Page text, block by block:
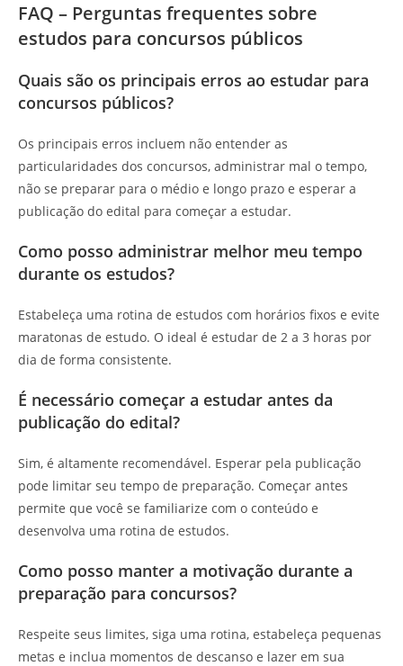
FAQ – Perguntas frequentes sobre
estudos para concursos públicos
Quais são os principais erros ao estudar para
concursos públicos?
Os principais erros incluem não entender as
particularidades dos concursos, administrar mal o tempo,
não se preparar para o médio e longo prazo e esperar a
publicação do edital para começar a estudar.
Como posso administrar melhor meu tempo
durante os estudos?
Estabeleça uma rotina de estudos com horários fixos e evite
maratonas de estudo. O ideal é estudar de 2 a 3 horas por
dia de forma consistente.
É necessário começar a estudar antes da
publicação do edital?
Sim, é altamente recomendável. Esperar pela publicação
pode limitar seu tempo de preparação. Começar antes
permite que você se familiarize com o conteúdo e
desenvolva uma rotina de estudos.
Como posso manter a motivação durante a
preparação para concursos?
Respeite seus limites, siga uma rotina, estabeleça pequenas
metas e inclua momentos de descanso e lazer em sua